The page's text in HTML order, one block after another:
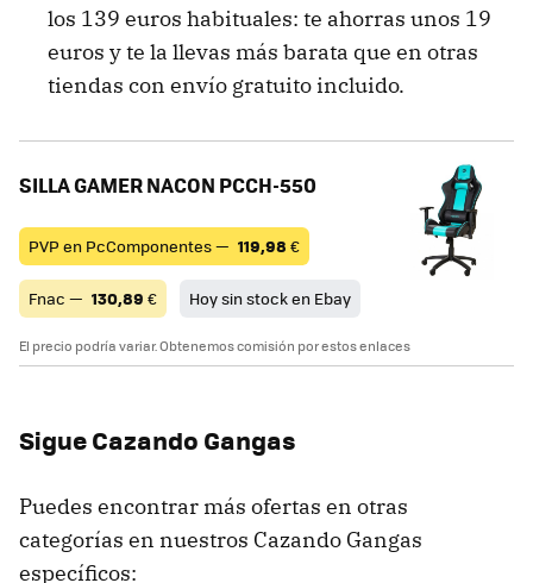
los 139 euros habituales: te ahorras unos 19
euros y te la llevas más barata que en otras
tiendas con envío gratuito incluido.
SILLA GAMER NACON PCCH-550
PVP en PcComponentes — 119,98 €
Fnac — 130,89 € Hoy sin stock en Ebay
El precio podría variar. Obtenemos comisión por estos enlaces
Sigue Cazando Gangas
Puedes encontrar más ofertas en otras
categorías en nuestros Cazando Gangas
específicos: